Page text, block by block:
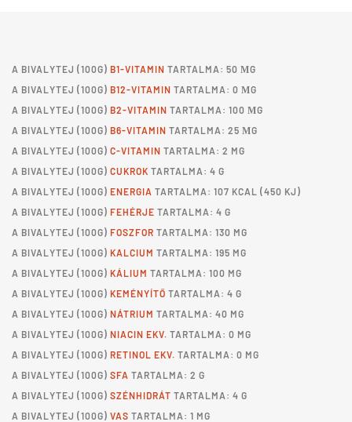
A BIVALYTEJ (100G) B1-VITAMIN TARTALMA: 50 ΜG
A BIVALYTEJ (100G) B12-VITAMIN TARTALMA: 0 ΜG
A BIVALYTEJ (100G) B2-VITAMIN TARTALMA: 100 ΜG
A BIVALYTEJ (100G) B6-VITAMIN TARTALMA: 25 ΜG
A BIVALYTEJ (100G) C-VITAMIN TARTALMA: 2 MG
A BIVALYTEJ (100G) CUKROK TARTALMA: 4 G
A BIVALYTEJ (100G) ENERGIA TARTALMA: 107 KCAL (450 KJ)
A BIVALYTEJ (100G) FEHÉRJE TARTALMA: 4 G
A BIVALYTEJ (100G) FOSZFOR TARTALMA: 130 MG
A BIVALYTEJ (100G) KALCIUM TARTALMA: 195 MG
A BIVALYTEJ (100G) KÁLIUM TARTALMA: 100 MG
A BIVALYTEJ (100G) KEMÉNYÍTŐ TARTALMA: 4 G
A BIVALYTEJ (100G) NÁTRIUM TARTALMA: 40 MG
A BIVALYTEJ (100G) NIACIN EKV. TARTALMA: 0 MG
A BIVALYTEJ (100G) RETINOL EKV. TARTALMA: 0 MG
A BIVALYTEJ (100G) SFA TARTALMA: 2 G
A BIVALYTEJ (100G) SZÉNHIDRÁT TARTALMA: 4 G
A BIVALYTEJ (100G) VAS TARTALMA: 1 MG